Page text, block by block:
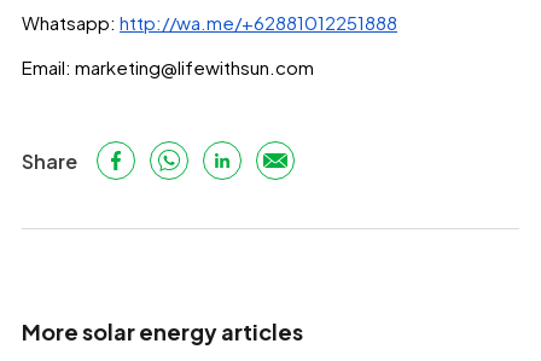
Whatsapp: http://wa.me/+62881012251888
Email: marketing@lifewithsun.com
Share
More solar energy articles